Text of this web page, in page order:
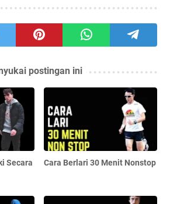
postingan ini
Secara
Cara Berlari 30 Menit Nonstop